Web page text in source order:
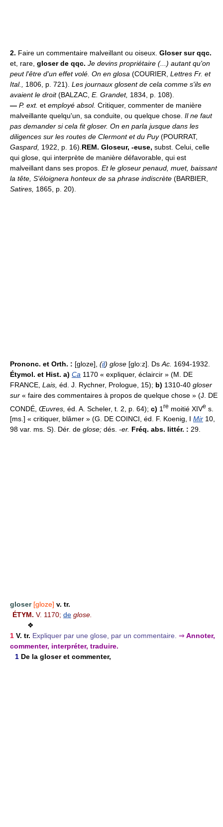
2. Faire un commentaire malveillant ou oiseux. Gloser sur qqc.
et, rare, gloser de qqc. Je devins propriétaire (...) autant qu'on
peut l'être d'un effet volé. On en glosa (COURIER, Lettres Fr. et
Ital., 1806, p. 721). Les journaux glosent de cela comme s'ils en
avaient le droit(BALZAC, E. Grandet, 1834, p. 108).
— P. ext. et employé absol. Critiquer, commenter de manière
malveillante quelqu'un, sa conduite, ou quelque chose. Il ne faut
pas demander si cela fit gloser. On en parla jusque dans les
diligences sur les routes de Clermont et du Puy(POURRAT,
Gaspard, 1922, p. 16). REM. Gloseur, -euse, subst. Celui, celle
qui glose, qui interprète de manière défavorable, qui est
malveillant dans ses propos. Et le gloseur penaud, muet, baissant
la tête, S'éloignera honteux de sa phrase indiscrète (BARBIER,
Satires, 1865, p. 20).
Prononc. et Orth. : [gloze], (il) glose [glo:z]. Ds Ac. 1694-1932.
Étymol. et Hist. a) Ca 1170 « expliquer, éclaircir » (M. DE
FRANCE, Lais, éd. J. Rychner, Prologue, 15); b) 1310-40 gloser
sur « faire des commentaires à propos de quelque chose » (J. DE
CONDÉ, Œuvres, éd. A. Scheler, t. 2, p. 64); c) 1 re moitié XIVe s.
[ms.] « critiquer, blâmer » (G. DE COINCI, éd. F. Koenig, I Mir 10,
98 var. ms. S). Dér. de glose; dés. -er. Fréq. abs. littér. : 29.
gloser [gloze] v. tr.
ÉTYM. V. 1170; de glose.
❖
1 V. tr. Expliquer par une glose, par un commentaire. ⇒ Annoter,
commenter, interpréter, traduire.
1 De la gloser et commenter,